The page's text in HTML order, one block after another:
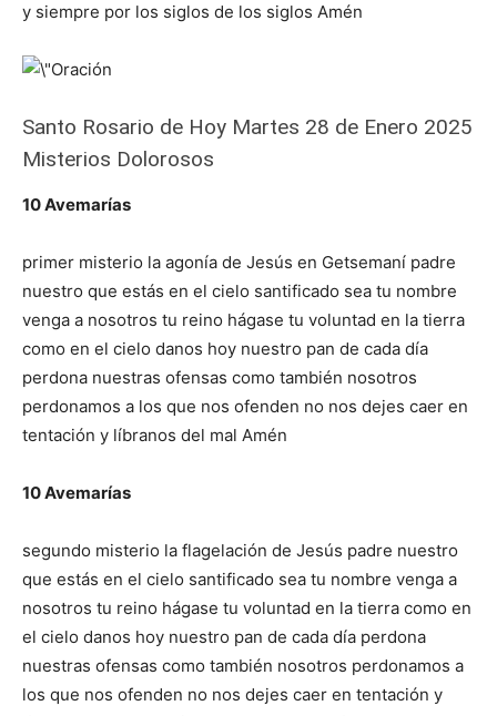
y siempre por los siglos de los siglos Amén
Santo Rosario de Hoy Martes 28 de Enero 2025
Misterios Dolorosos
10 Avemarías
primer misterio la agonía de Jesús en Getsemaní padre
nuestro que estás en el cielo santificado sea tu nombre
venga a nosotros tu reino hágase tu voluntad en la tierra
como en el cielo danos hoy nuestro pan de cada día
perdona nuestras ofensas como también nosotros
perdonamos a los que nos ofenden no nos dejes caer en
tentación y líbranos del mal Amén
10 Avemarías
segundo misterio la flagelación de Jesús padre nuestro
que estás en el cielo santificado sea tu nombre venga a
nosotros tu reino hágase tu voluntad en la tierra como en
el cielo danos hoy nuestro pan de cada día perdona
nuestras ofensas como también nosotros perdonamos a
los que nos ofenden no nos dejes caer en tentación y